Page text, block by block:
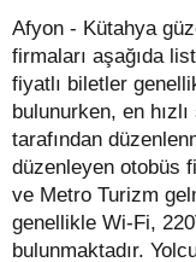
Afyon - Kütahya güzergahında hizmet veren otobüs
firmaları aşağıda
fiyatlı biletler
bulunurken, en
tarafından
düzenleyen otobüs
ve Metro Turizm
genellikle Wi-Fi,
bulunmaktadır.